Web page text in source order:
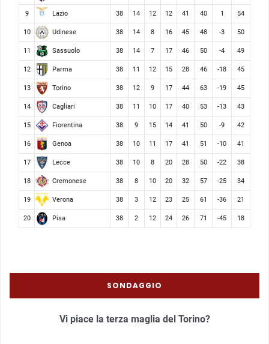
9 Lazio 38 14 12 12 41 40 1 54
10 Udinese 38 14 8 16 45 48 -3 50
11 Sassuolo 38 14 7 17 46 50 -4 49
12 Parma 38 11 12 15 28 46 -18 45
13 Torino 38 12 9 17 44 63 -19 45
14 Cagliari 38 11 10 17 40 53 -13 43
15 Fiorentina 38 9 15 14 41 50 -9 42
16 Genoa 38 10 11 17 41 51 -10 41
17 Lecce 38 10 8 20 28 50 -22 38
18 Cremonese 38 8 10 20 32 57 -25 34
19 Verona 38 3 12 23 25 61 -36 21
20 Pisa 38 2 12 24 26 71 -45 18
SONDAGGIO
Vi piace la terza maglia del Torino?